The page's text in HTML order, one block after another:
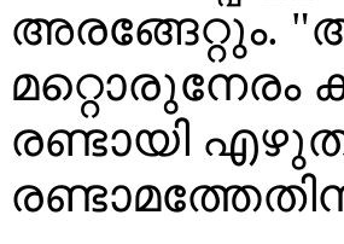
അരങ്ങേറ്റും.
മറ്റൊരുനേരം
രണ്ടായി